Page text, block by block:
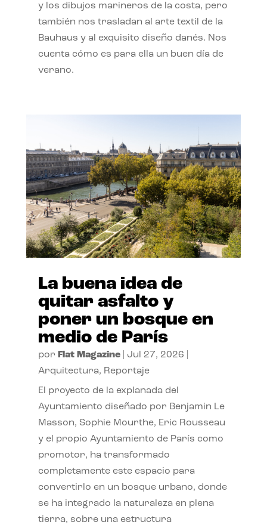
y los dibujos marineros de la costa, pero
también nos trasladan al arte textil de la
Bauhaus y al exquisito diseño danés. Nos
cuenta cómo es para ella un buen día de
verano.
La buena idea de
quitar asfalto y
poner un bosque en
medio de París
por Flat Magazine| Jul 27, 2026
Arquitectura, Reportaje
El proyecto de la explanada del
Ayuntamiento diseñado por Benjamin Le
Masson, Sophie Mourthe, Eric Rousseau
y el propio Ayuntamiento de París como
promotor, ha transformado
completamente este espacio para
convertirlo en un bosque urbano, donde
se ha integrado la naturaleza en plena
tierra, sobre una estructura